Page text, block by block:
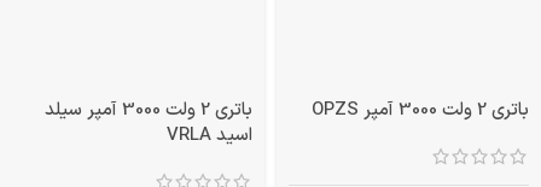
باتری 2 ولت 3000 آمپر OPZS
باتری 2 ولت 3000 آمپر سیلد
اسید VRLA